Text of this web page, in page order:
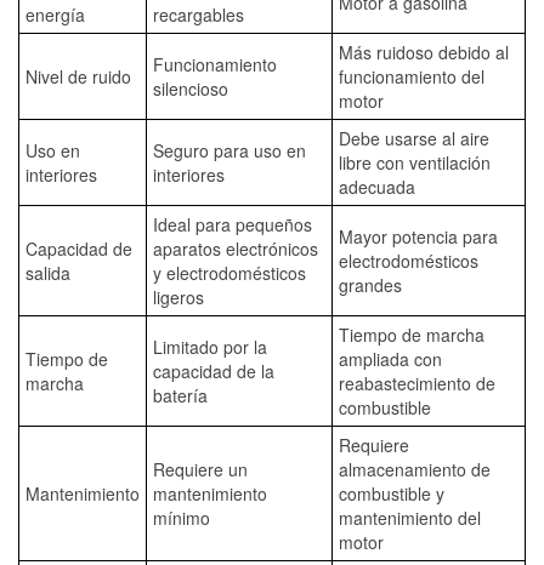
energía
recargables
Nivel de ruido
Funcionamiento
silencioso
Más ruidoso debido al
funcionamiento del
motor
Uso en
interiores
Seguro para uso en
interiores
Debe usarse al aire
libre con ventilación
adecuada
Capacidad de
salida
Ideal para pequeños
aparatos electrónicos
y electrodomésticos
ligeros
Mayor potencia para
electrodomésticos
grandes
Tiempo de
marcha
Limitado por la
capacidad de la
batería
Tiempo de marcha
ampliada con
reabastecimiento de
combustible
Mantenimiento
Requiere un
mantenimiento
mínimo
Requiere
almacenamiento de
combustible y
mantenimiento del
motor